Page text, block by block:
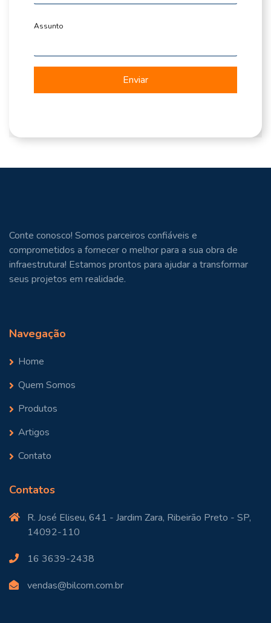
Enviar
Conte conosco! Somos parceiros confiáveis e
comprometidos a fornecer o melhor para a sua obra de
infraestrutura! Estamos prontos para ajudar a transformar
seus projetos em realidade.
Navegação
Home
Quem Somos
Produtos
Artigos
Contato
Contatos
R. José Eliseu, 641 - Jardim Zara, Ribeirão Preto - SP,
14092-110
16 3639-2438
vendas@bilcom.com.br
+55 (16) 99118-0411